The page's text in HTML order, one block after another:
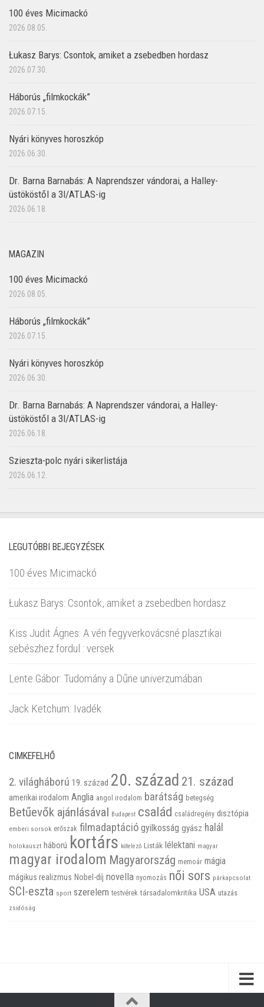
100 éves Micimackó
2026.08.05.
Łukasz Barys: Csontok, amiket a zsebedben hordasz
2026.07.30.
Háborús „filmkockák”
2026.07.15.
Nyári könyves horoszkóp
2026.06.30.
Dr. Barna Barnabás: A Naprendszer vándorai, a Halley-
üstököstől a 3I/ATLAS-ig
2026.06.18.
MAGAZIN
100 éves Micimackó
2026.08.05.
Háborús „filmkockák”
2026.07.15.
Nyári könyves horoszkóp
2026.06.30.
Dr. Barna Barnabás: A Naprendszer vándorai, a Halley-
üstököstől a 3I/ATLAS-ig
2026.06.18.
Szieszta-polc nyári sikerlistája
2026.06.12.
LEGUTÓBBI BEJEGYZÉSEK
100 éves Micimackó
Łukasz Barys: Csontok, amiket a zsebedben hordasz
Kiss Judit Ágnes: A vén fegyverkovácsné plasztikai
sebészhez fordul : versek
Lente Gábor: Tudomány a Dűne univerzumában
Jack Ketchum: Ivadék
CIMKEFELHŐ
2. világháború 19. század 20. század 21. század
amerikai irodalom Anglia angol irodalom barátság betegség
Betűevők ajánlásával Budapest család családregény disztópia
emberi sorsok erőszak filmadaptáció gyilkosság gyász halál
holokauszt háború kortárs kötelező Listák lélektani magyar
magyar irodalom Magyarország memoár mágia
mágikus realizmus Nobel-díj novella nyomozás női sors párkapcsolat
SCI-eszta sport szerelem testvérek társadalomkritika USA utazás
zsidóság